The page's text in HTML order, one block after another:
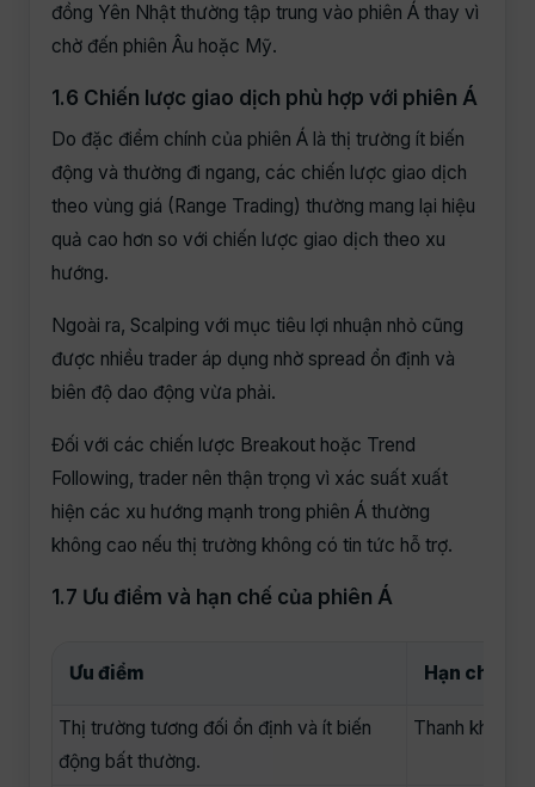
đồng Yên Nhật thường tập trung vào phiên Á thay vì
chờ đến phiên Âu hoặc Mỹ.
1.6 Chiến lược giao dịch phù hợp với phiên Á
Do đặc điểm chính của phiên Á là thị trường ít biến
động và thường đi ngang, các chiến lược giao dịch
theo vùng giá (Range Trading) thường mang lại hiệu
quả cao hơn so với chiến lược giao dịch theo xu
hướng.
Ngoài ra, Scalping với mục tiêu lợi nhuận nhỏ cũng
được nhiều trader áp dụng nhờ spread ổn định và
biên độ dao động vừa phải.
Đối với các chiến lược Breakout hoặc Trend
Following, trader nên thận trọng vì xác suất xuất
hiện các xu hướng mạnh trong phiên Á thường
không cao nếu thị trường không có tin tức hỗ trợ.
1.7 Ưu điểm và hạn chế của phiên Á
Ưu điểm Hạn chế
Thị trường tương đối ổn định và ít biến
động bất thường.
Thanh khoản